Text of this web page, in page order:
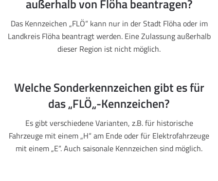
außerhalb von Flöha beantragen?
Das Kennzeichen „FLÖ“ kann nur in der Stadt Flöha oder im
Landkreis Flöha beantragt werden. Eine Zulassung außerhalb
dieser Region ist nicht möglich.
Welche Sonderkennzeichen gibt es für
das „FLÖ„-Kennzeichen?
Es gibt verschiedene Varianten, z.B. für historische
Fahrzeuge mit einem „H“ am Ende oder für Elektrofahrzeuge
mit einem „E“. Auch saisonale Kennzeichen sind möglich.